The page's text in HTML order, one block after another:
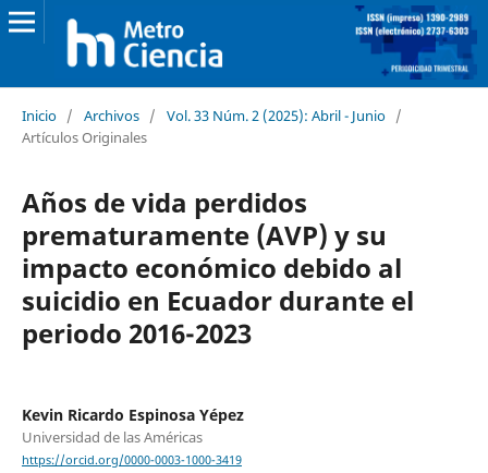
Inicio / Archivos / Vol. 33 Núm. 2 (2025): Abril - Junio /
Artículos Originales
Años de vida perdidos
prematuramente (AVP) y su
impacto económico debido al
suicidio en Ecuador durante el
periodo 2016-2023
Kevin Ricardo Espinosa Yépez
Universidad de las Américas
https://orcid.org/0000-0003-1000-3419